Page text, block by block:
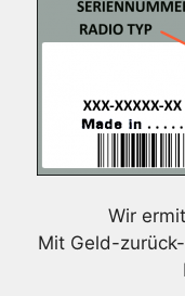
Wir
Mit Geld-